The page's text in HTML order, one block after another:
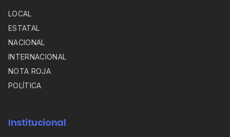
LOCAL
ESTATAL
NACIONAL
INTERNACIONAL
NOTA ROJA
POLÍTICA
Institucional